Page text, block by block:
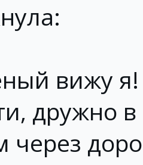
вижу я!
дружно в
через